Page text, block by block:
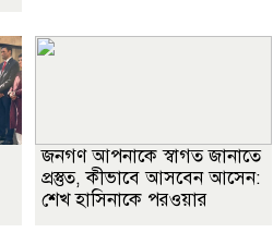
জনগণ আপনাকে স্বাগত জানাতে
প্রস্তুত, কীভাবে আসবেন আসেন:
শেখ হাসিনাকে পরওয়ার